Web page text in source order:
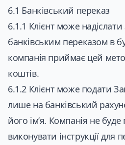
6.1 Банківський переказ
6.1.1 Клієнт може
банківським переказом в
компанія приймає цей
коштів.
6.1.2 Клієнт може подати
лише на банківський
його ім’я. Компанія не
виконувати інструкції для